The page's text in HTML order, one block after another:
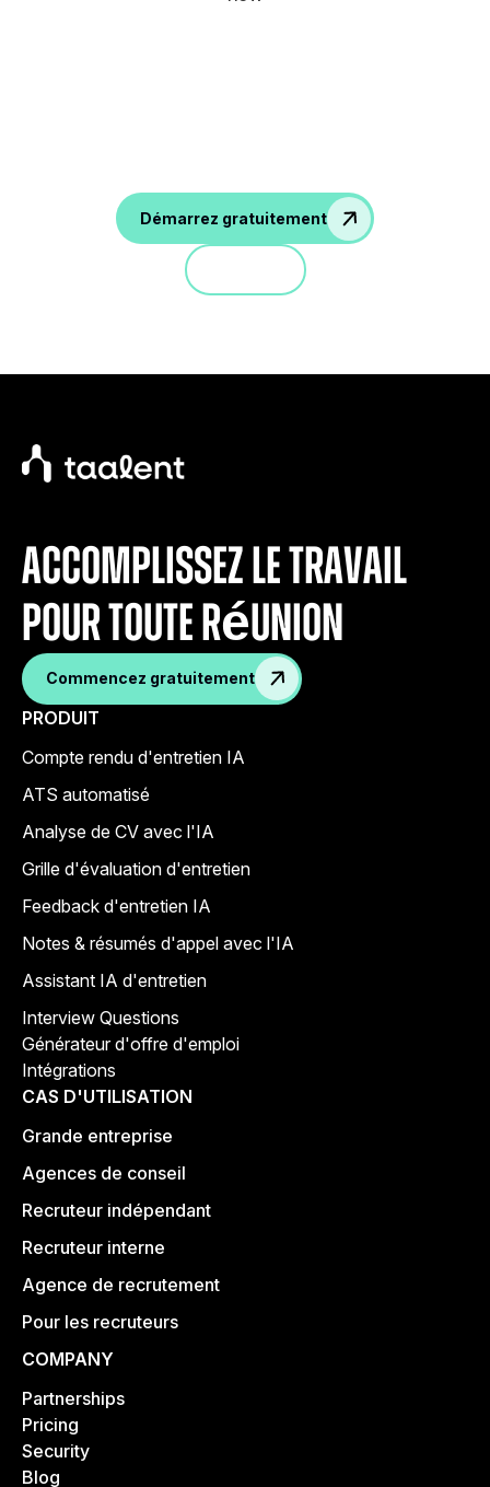
Démarrez gratuitement
accomplissez le travail
pour toute réunion
Commencez gratuitement
PRODUIT
Compte rendu d'entretien IA
ATS automatisé
Analyse de CV avec l'IA
Grille d'évaluation d'entretien
Feedback d'entretien IA
Notes & résumés d'appel avec l'IA
Assistant IA d'entretien
Interview Questions
Générateur d'offre d'emploi
Intégrations
CAS D'UTILISATION
Grande entreprise
Agences de conseil
Recruteur indépendant
Recruteur interne
Agence de recrutement
Pour les recruteurs
COMPANY
Partnerships
Pricing
Security
Blog